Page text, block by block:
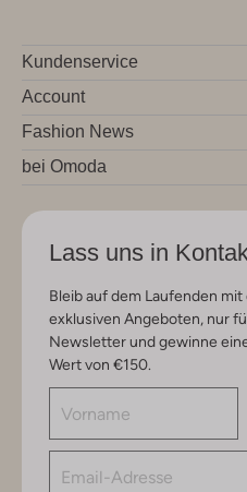
Kundenservice
Account
Fashion News
bei Omoda
Lass uns in
Bleib auf dem Laufenden
exklusiven Angeboten, nur
Newsletter und gewinne
Wert von €150.